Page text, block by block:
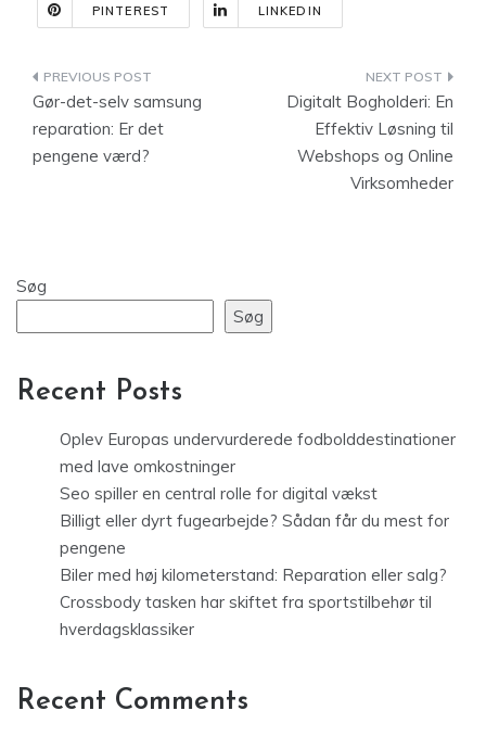
PINTEREST LINKEDIN
Indlægsnavigation
Gør-det-selv samsung
reparation: Er det
pengene værd?
Digitalt Bogholderi: En
Effektiv Løsning til
Webshops og Online
Virksomheder
Søg
Søg
Recent Posts
Oplev Europas undervurderede fodbolddestinationer
med lave omkostninger
Seo spiller en central rolle for digital vækst
Billigt eller dyrt fugearbejde? Sådan får du mest for
pengene
Biler med høj kilometerstand: Reparation eller salg?
Crossbody tasken har skiftet fra sportstilbehør til
hverdagsklassiker
Recent Comments